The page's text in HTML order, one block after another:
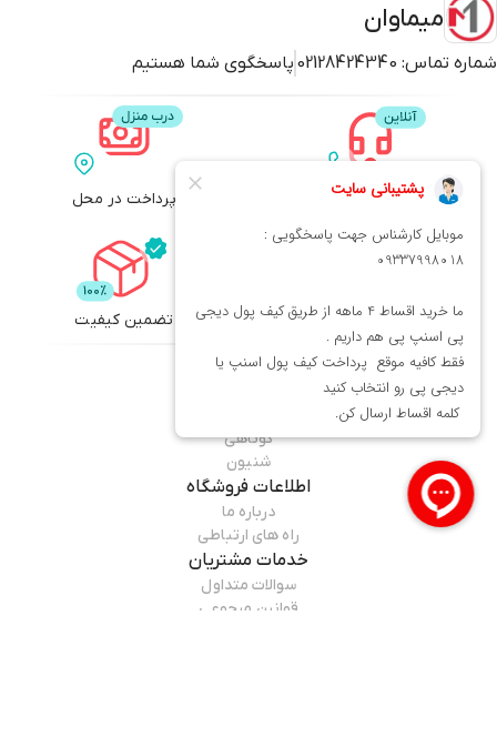
میماوان
شماره تماس: 02128424340 پاسخگوی شما هستیم
پشتیبانی پرداخت در محل
تحویل اکسپرس تضمین کیفیت
محصولاتمیماوان
کوتاهی
شنیون
اطلاعات فروشگاه
درباره ما
راه های ارتباطی
خدمات مشتریان
سوالات متداول
قوانین مرجوعی